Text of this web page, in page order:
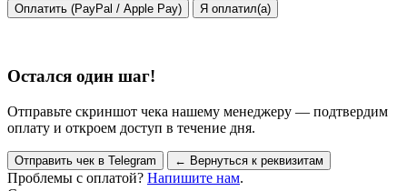
Оплатить (PayPal / Apple Pay) Я оплатил(а)
Остался один шаг!
Отправьте скриншот чека нашему менеджеру — подтвердим
оплату и откроем доступ в течение дня.
Отправить чек в Telegram ← Вернуться к реквизитам
Проблемы с оплатой? Напишите нам.